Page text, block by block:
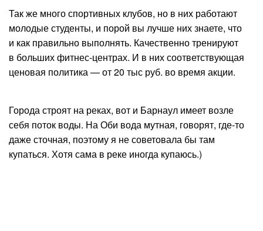
Так же много спортивных клубов, но в них работают
молодые студенты, и порой вы лучше них знаете, что
и как правильно выполнять. Качественно тренируют
в больших фитнес-центрах. И в них соответствующая
ценовая политика — от 20 тыс руб. во время акции.
Города строят на реках, вот и Барнаул имеет возле
себя поток воды. На Оби вода мутная, говорят, где-то
даже сточная, поэтому я не советовала бы там
купаться. Хотя сама в реке иногда купаюсь.)